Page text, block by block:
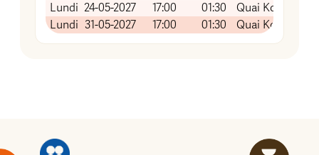
Lundi 24-05-2027 17:00 01:30
Quai Koch
Lundi 31-05-2027 17:00 01:30 Quai Koch